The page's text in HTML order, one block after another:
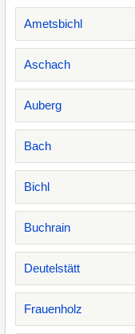
Ametsbichl
Aschach
Auberg
Bach
Bichl
Buchrain
Deutelstätt
Frauenholz